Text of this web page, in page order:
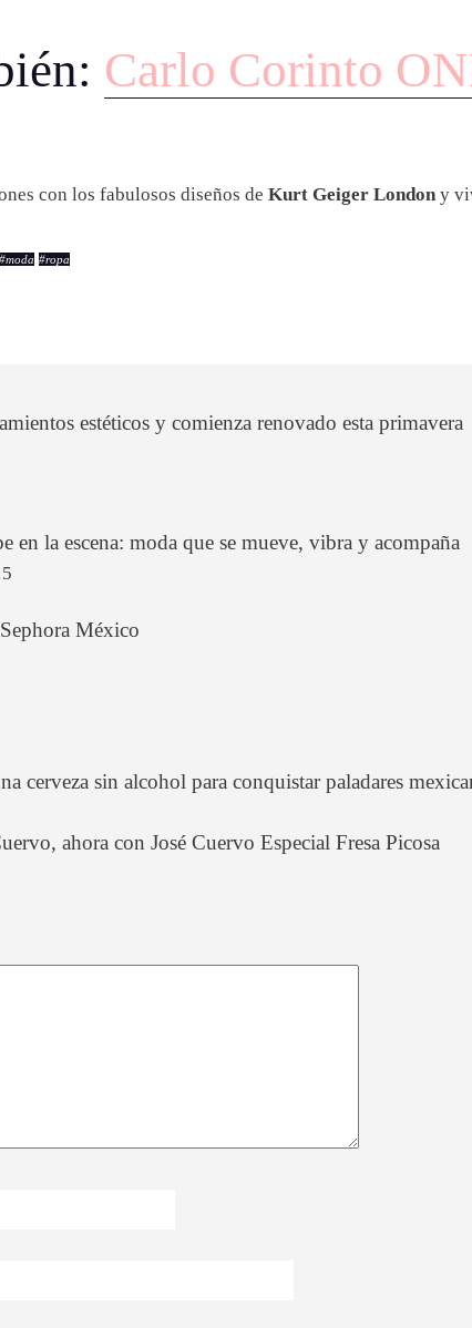
Carlo Corinto
con los fabulosos diseños de Kurt Geiger London y
#moda #ropa
estéticos y comienza renovado esta primavera
en la escena: moda que se mueve, vibra y acompaña
México
cerveza sin alcohol para conquistar paladares
ahora con José Cuervo Especial Fresa Picosa